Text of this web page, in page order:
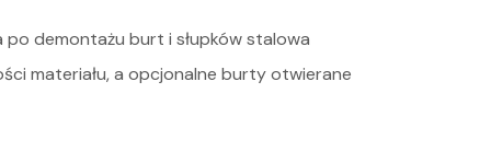
po demontażu burt i słupków stalowa
materiału, a opcjonalne burty otwierane